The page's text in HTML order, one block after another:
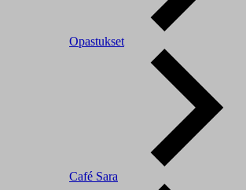
Opastukset
Café Sara